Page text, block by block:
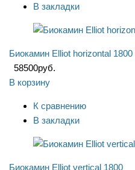
В закладки
Биокамин Elliot horizontal 1800
58500руб.
В корзину
К сравнению
В закладки
Биокамин Elliot vertical 1800